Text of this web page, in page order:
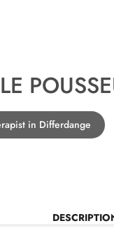
in Differdange